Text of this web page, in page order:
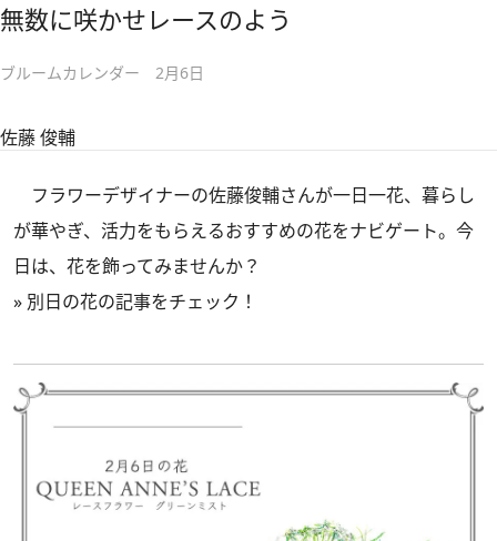
無数に咲かせレースのよう
ブルームカレンダー 2月6日
佐藤 俊輔
フラワーデザイナーの佐藤俊輔さんが一日一花、暮らし
が華やぎ、活力をもらえるおすすめの花をナビゲート。今
日は、花を飾ってみませんか？
» 別日の花の記事をチェック！